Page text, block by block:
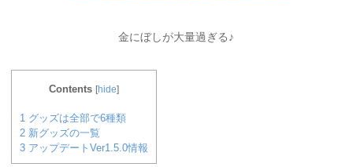
金にぼしが大量過ぎる♪
Contents [hide]
1 グッズは全部で6種類
2 新グッズの一覧
3 アップデートVer1.5.0情報